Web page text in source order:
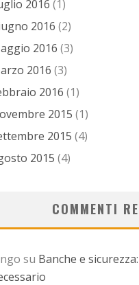
2016 (1)
2016 (2)
2016 (3)
2016 (3)
2016 (1)
2015 (1)
2015 (4)
2015 (4)
COMMENTI
su Banche e